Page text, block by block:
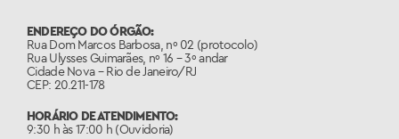
ENDEREÇO DO ÓRGÃO:
Rua Dom Marcos Barbosa, nº 02 (protocolo)
Rua Ulysses Guimarães, nº 16 – 3º andar
Cidade Nova – Rio de Janeiro/RJ
CEP: 20.211-178
HORÁRIO DE ATENDIMENTO:
9:30 h às 17:00 h (Ouvidoria)